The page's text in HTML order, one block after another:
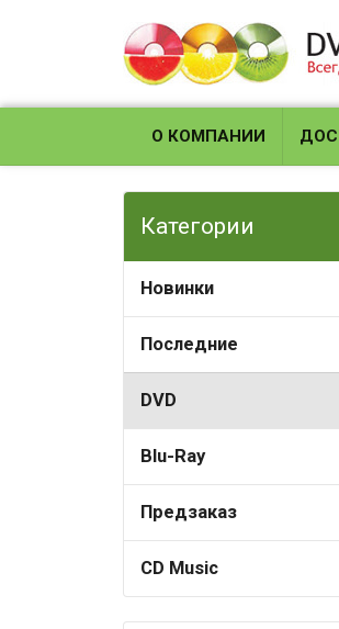
О КОМПАНИИ
Категории
Новинки
Последние
DVD
Blu-Ray
Предзаказ
CD Music